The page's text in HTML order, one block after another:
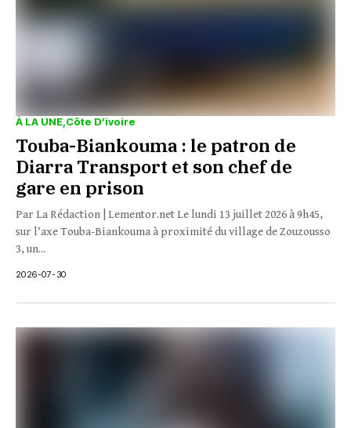
À LA UNE Côte D’ivoire
Touba-Biankouma : le patron de
Diarra Transport et son chef de
gare en prison
Par La Rédaction | Lementor.net Le lundi 13 juillet 2026 à 9h45,
sur l’axe Touba-Biankouma à proximité du village de Zouzousso
3, un...
2026-07-30